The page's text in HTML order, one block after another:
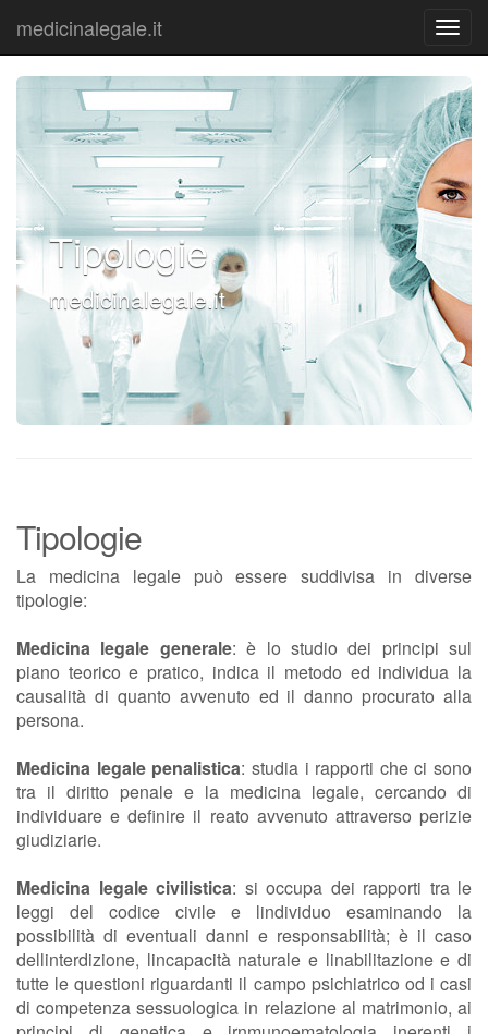
medicinalegale.it
Tipologie
medicinalegale.it
Tipologie
La medicina legale può essere suddivisa in diverse
tipologie:
Medicina legale generale: è lo studio dei principi sul
piano teorico e pratico, indica il metodo ed individua la
causalità di quanto avvenuto ed il danno procurato alla
persona.
Medicina legale penalistica: studia i rapporti che ci sono
tra il diritto penale e la medicina legale, cercando di
individuare e definire il reato avvenuto attraverso perizie
giudiziarie.
Medicina legale civilistica: si occupa dei rapporti tra le
leggi del codice civile e lindividuo esaminando la
possibilità di eventuali danni e responsabilità; è il caso
dellinterdizione, lincapacità naturale e linabilitazione e di
tutte le questioni riguardanti il campo psichiatrico od i casi
di competenza sessuologica in relazione al matrimonio, ai